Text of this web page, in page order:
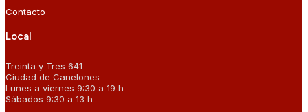
Contacto
Local
Treinta y Tres 641
Ciudad de Canelones
Lunes a viernes 9:30 a 19 h
Sábados 9:30 a 13 h